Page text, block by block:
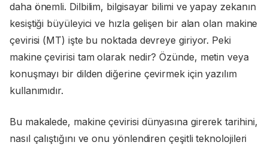
daha önemli. Dilbilim, bilgisayar bilimi ve yapay zekanın
kesiştiği büyüleyici ve hızla gelişen bir alan olan makine
çevirisi (MT) işte bu noktada devreye giriyor. Peki
makine çevirisi tam olarak nedir? Özünde, metin veya
konuşmayı bir dilden diğerine çevirmek için yazılım
kullanımıdır.
Bu makalede, makine çevirisi dünyasına girerek tarihini,
nasıl çalıştığını ve onu yönlendiren çeşitli teknolojileri